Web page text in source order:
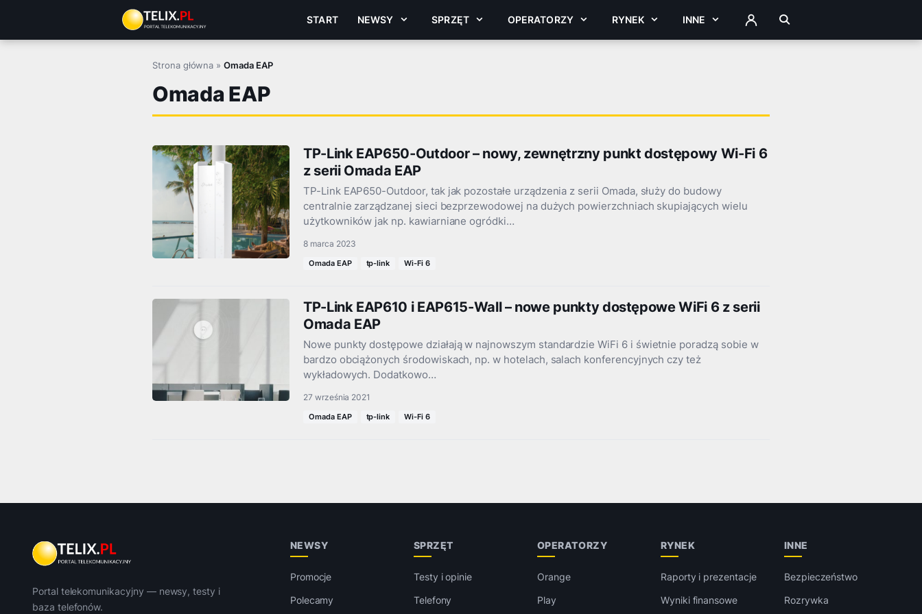
treści
START NEWSY SPRZĘT OPERATORZY RYNEK INNE ZALOGUJ
Strona główna »Omada EAP
Omada EAP
TP-Link EAP650-Outdoor – nowy, zewnętrzny punkt dostępowy Wi-Fi 6
z serii Omada EAP
TP-Link EAP650-Outdoor, tak jak pozostałe urządzenia z serii Omada, służy do budowy
centralnie zarządzanej sieci bezprzewodowej na dużych powierzchniach skupiających wielu
użytkowników jak np. kawiarniane ogródki…
8 marca 2023
Omada EAP tp-link Wi-Fi 6
TP-Link EAP610 i EAP615-Wall – nowe punkty dostępowe WiFi 6 z serii
Omada EAP
Nowe punkty dostępowe działają w najnowszym standardzie WiFi 6 i świetnie poradzą sobie w
bardzo obciążonych środowiskach, np. w hotelach, salach konferencyjnych czy też
wykładowych. Dodatkowo…
27 września 2021
Omada EAP tp-link Wi-Fi 6
Portal telekomunikacyjny — newsy, testy i
baza telefonów.
NEWSY
Promocje
Polecamy
SPRZĘT
Testy i opinie
Telefony
OPERATORZY
Orange
Play
RYNEK
Raporty i prezentacje
Wyniki finansowe
INNE
Bezpieczeństwo
Rozrywka